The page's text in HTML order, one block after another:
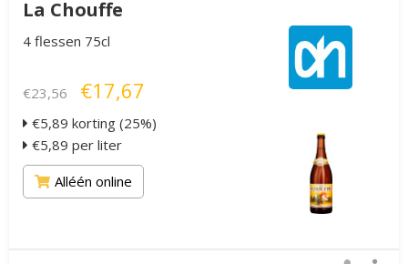
La Chouffe
4 flessen 75cl
€23,56 €17,67
€5,89 korting (25%)
€5,89 per liter
Alléén online